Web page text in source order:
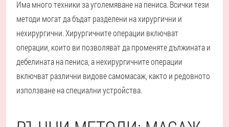
Има много техники за уголемяване на пениса. Всички тези
методи могат да бъдат разделени на хирургични и
нехирургични. Хирургичните операции включват
операции, които ви позволяват да променяте дължината и
дебелината на пениса, а нехирургичните операции
включват различни видове самомасаж, както и редовното
използване на специални устройства.